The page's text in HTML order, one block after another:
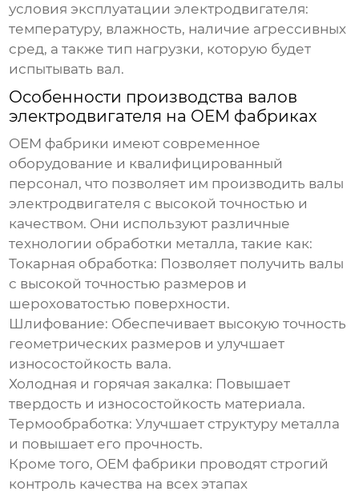
условия эксплуатации электродвигателя:
температуру, влажность, наличие агрессивных
сред, а также тип нагрузки, которую будет
испытывать вал.
Особенности производства валов
электродвигателя на OEM фабриках
OEM фабрики имеют современное
оборудование и квалифицированный
персонал, что позволяет им производить валы
электродвигателя с высокой точностью и
качеством. Они используют различные
технологии обработки металла, такие как:
Токарная обработка: Позволяет получить валы
с высокой точностью размеров и
шероховатостью поверхности.
Шлифование: Обеспечивает высокую точность
геометрических размеров и улучшает
износостойкость вала.
Холодная и горячая закалка: Повышает
твердость и износостойкость материала.
Термообработка: Улучшает структуру металла
и повышает его прочность.
Кроме того, OEM фабрики проводят строгий
контроль качества на всех этапах